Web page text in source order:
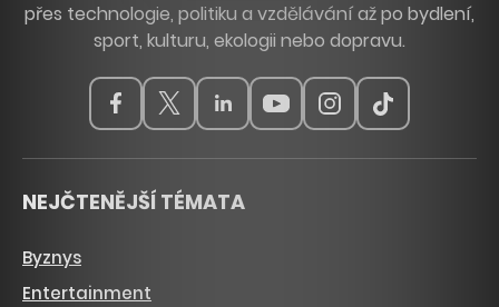
přes technologie, politiku a vzdělávání až po bydlení,
sport, kulturu, ekologii nebo dopravu.
NEJČTENĚJŠÍ TÉMATA
Byznys
Entertainment